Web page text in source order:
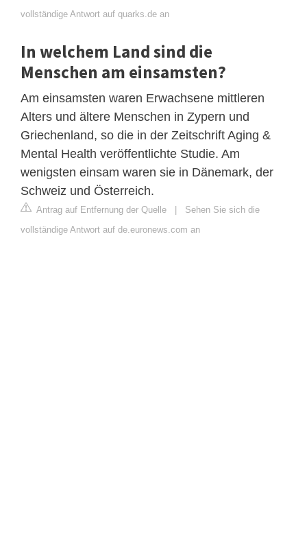
vollständige Antwort auf quarks.de an
In welchem Land sind die
Menschen am einsamsten?
Am einsamsten waren Erwachsene mittleren
Alters und ältere Menschen in Zypern und
Griechenland, so die in der Zeitschrift Aging &
Mental Health veröffentlichte Studie. Am
wenigsten einsam waren sie in Dänemark, der
Schweiz und Österreich.
Antrag auf Entfernung der Quelle | Sehen Sie sich die
vollständige Antwort auf de.euronews.com an